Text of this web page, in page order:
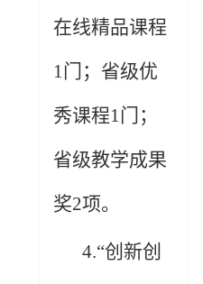
在线精品课程
1门；省级优
秀课程1门；
省级教学成果
奖2项。
4.“创新创